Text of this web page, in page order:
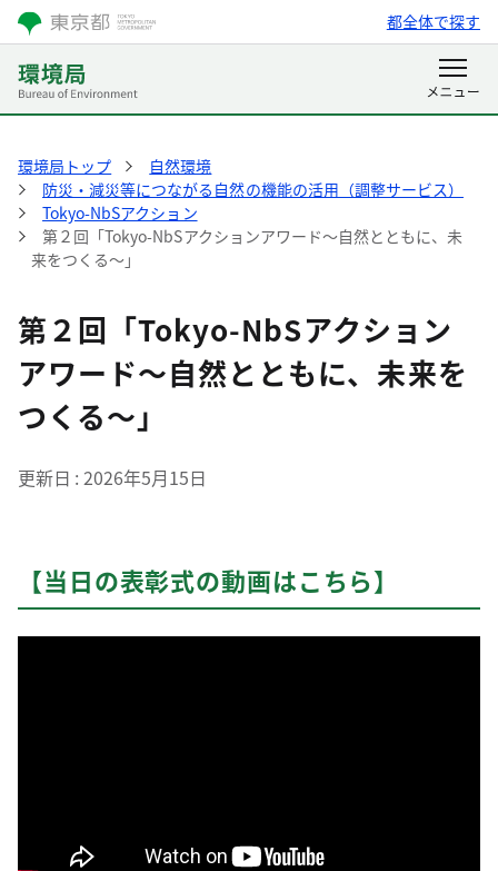
都全体で探す
環境局トップ
自然環境
防災・減災等につながる自然の機能の活用（調整サービス）
Tokyo-NbSアクション
第２回「Tokyo-NbSアクションアワード～自然とともに、未
来をつくる～」
第２回「Tokyo-NbSアクション
アワード～自然とともに、未来を
つくる～」
更新日 2026年5月15日
【当日の表彰式の動画はこちら】